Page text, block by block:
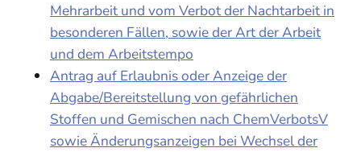
Mehrarbeit und vom Verbot der Nachtarbeit in
besonderen Fällen, sowie der Art der Arbeit
und dem Arbeitstempo
Antrag auf Erlaubnis oder Anzeige der
Abgabe/Bereitstellung von gefährlichen
Stoffen und Gemischen nach ChemVerbotsV
sowie Änderungsanzeigen bei Wechsel der